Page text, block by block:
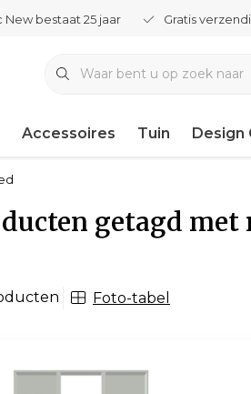
New bestaat 25 jaar Gratis
Accessoires Tuin Design
getagd
Foto-tabel